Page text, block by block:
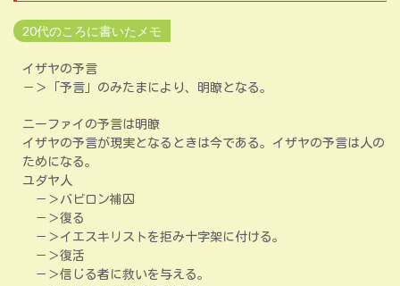
20代のころに書いたメモ
イザヤの予言
－＞「予言」のみたまにより、明瞭となる。
ニーファイの予言は明瞭
イザヤの予言が現実となるときは今である。イザヤの予言は人の
ためになる。
ユダヤ人
－＞バビロン補囚
－＞復る
－＞イエスキリストを拒み十字架に付ける。
－＞復活
－＞信じる者に救いを与える。